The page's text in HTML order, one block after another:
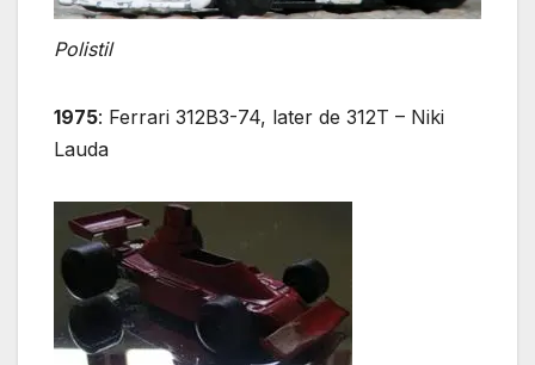
Polistil
1975: Ferrari 312B3-74, later de 312T – Niki
Lauda